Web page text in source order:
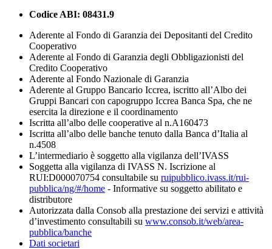
Codice ABI: 08431.9
Aderente al Fondo di Garanzia dei Depositanti del Credito
Cooperativo
Aderente al Fondo di Garanzia degli Obbligazionisti del
Credito Cooperativo
Aderente al Fondo Nazionale di Garanzia
Aderente al Gruppo Bancario Iccrea, iscritto all’Albo dei
Gruppi Bancari con capogruppo Iccrea Banca Spa, che ne
esercita la direzione e il coordinamento
Iscritta all’albo delle cooperative al n.A160473
Iscritta all’albo delle banche tenuto dalla Banca d’Italia al
n.4508
L’intermediario è soggetto alla vigilanza dell’IVASS
Soggetta alla vigilanza di IVASS N. Iscrizione al
RUI:D000070754 consultabile su ruipubblico.ivass.it/rui-
pubblica/ng/#/home - Informative su soggetto abilitato e
distributore
Autorizzata dalla Consob alla prestazione dei servizi e attività
d’investimento consultabili su www.consob.it/web/area-
pubblica/banche
Dati societari